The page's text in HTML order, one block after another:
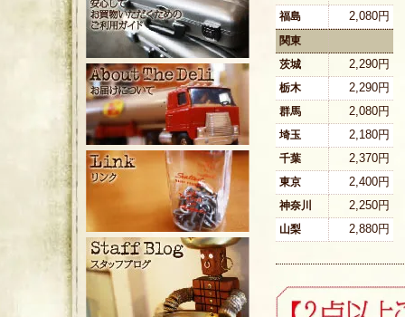
福島 2,080円
関東
茨城
2,290円
栃木 2,290円
群馬 2,080円
埼玉 2,180円
千葉 2,370円
東京 2,400円
神奈川 2,250円
山梨 2,880円